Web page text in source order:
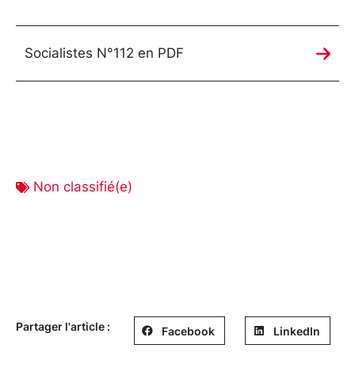
Socialistes N°112 en PDF
Non classifié(e)
Partager l'article : Facebook LinkedIn